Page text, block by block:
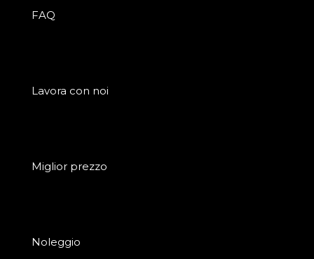
FAQ
Lavora con noi
Miglior prezzo
Noleggio